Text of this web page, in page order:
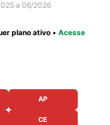
a 06/2026
plano ativo •Acesse
AP
CE